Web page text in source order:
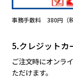
事務手数料 380円（
5.クレジットカ
ご注文時にオンラ
ただけます。